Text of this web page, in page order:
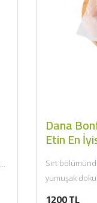
Dana
Etin En
Sırt
yumuşak
1200 TL